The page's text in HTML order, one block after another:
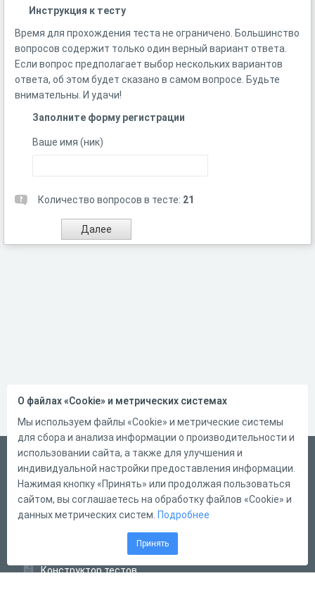
Инструкция к тесту
Время для прохождения теста не ограничено. Большинство
вопросов содержит только один верный вариант ответа.
Если вопрос предполагает выбор нескольких вариантов
ответа, об этом будет сказано в самом вопросе. Будьте
внимательны. И удачи!
Заполните форму регистрации
Ваше имя (ник)
Количество вопросов в тесте: 21
Русский
Справка
Форма обратной связи
Конструктор тестов
О файлах «Cookie» и метрических системах
Мы используем файлы «Cookie» и метрические системы
для сбора и анализа информации о производительности и
использовании сайта, а также для улучшения и
индивидуальной настройки предоставления информации.
Нажимая кнопку «Принять» или продолжая пользоваться
сайтом, вы соглашаетесь на обработку файлов «Cookie» и
данных метрических систем. Подробнее
Принять